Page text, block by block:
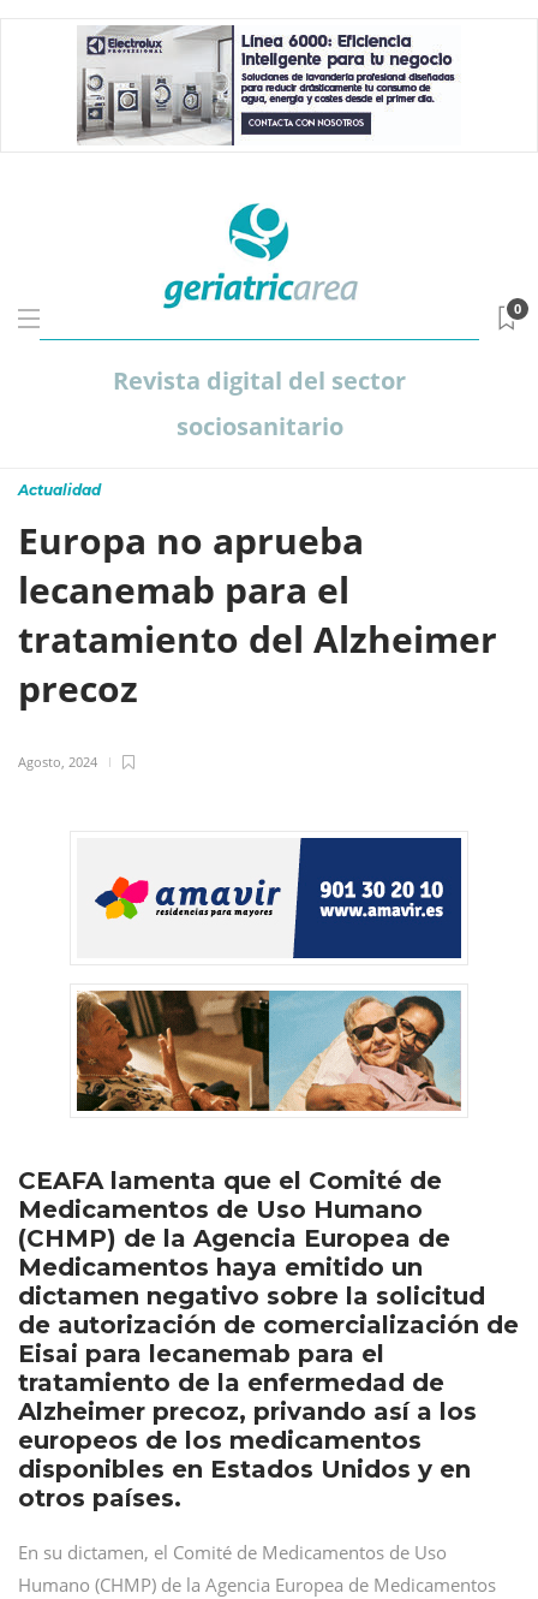
Revista digital del sector
sociosanitario
0
Actualidad
Europa no aprueba
lecanemab para el
tratamiento del Alzheimer
precoz
Agosto, 2024
CEAFA lamenta que el Comité de
Medicamentos de Uso Humano
(CHMP) de la Agencia Europea de
Medicamentos haya emitido un
dictamen negativo sobre la solicitud
de autorización de comercialización de
Eisai para lecanemab para el
tratamiento de la enfermedad de
Alzheimer precoz, privando así a los
europeos de los medicamentos
disponibles en Estados Unidos y en
otros países.
En su dictamen, el Comité de Medicamentos de Uso
Humano (CHMP) de la Agencia Europea de Medicamentos